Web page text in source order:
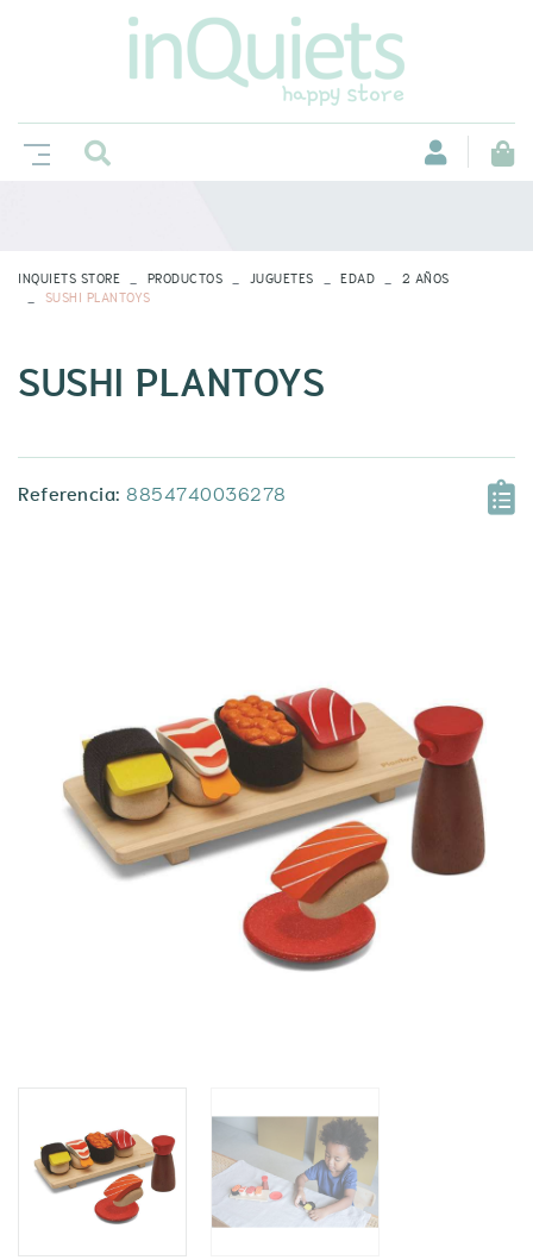
INQUIETS STORE PRODUCTOS JUGUETES EDAD
2 AÑOS
SUSHI PLANTOYS
SUSHI PLANTOYS
Referencia: 8854740036278